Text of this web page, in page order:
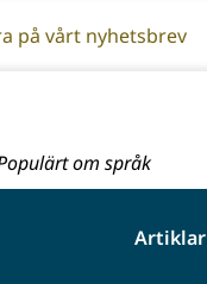
på vårt nyhetsbrev
om språk
Artiklar